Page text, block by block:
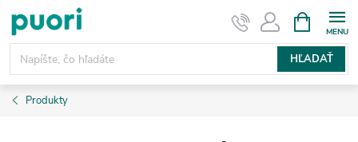
obsah
HĽADAŤ
KOŠÍK
Produkty